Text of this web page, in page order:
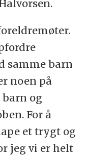
iverksettes
samme barn
noen på
og
For å
et trygt og
jeg vi er helt